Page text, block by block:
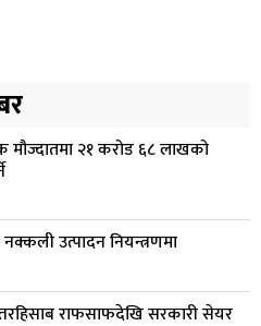
अध्यक्षमा डा. कादिर आलम
प्रतिशतले बढ्यो, लाभांश
२१ करोड ६८ लाखको
उत्पादन नियन्त्रणमा
राफसाफदेखि सरकारी सेयर